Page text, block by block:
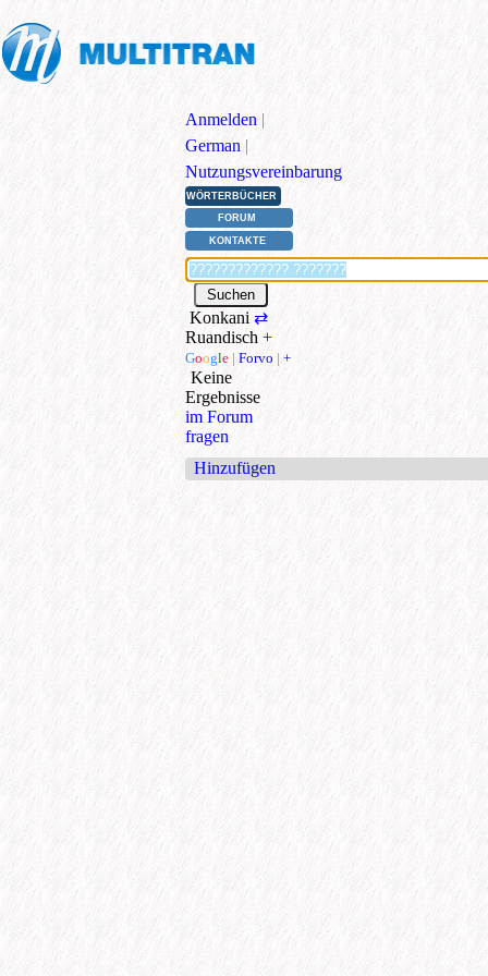
Anmelden |
German |
Nutzungsvereinbarung
WÖRTERBÜCHER
FORUM
KONTAKTE
Konkani ⇄
Ruandisch +
Google | Forvo | +
Keine
Ergebnisse
im Forum
fragen
Hinzufügen